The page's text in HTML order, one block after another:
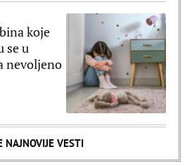
koje
se u
nevoljeno
NAJNOVIJE VESTI